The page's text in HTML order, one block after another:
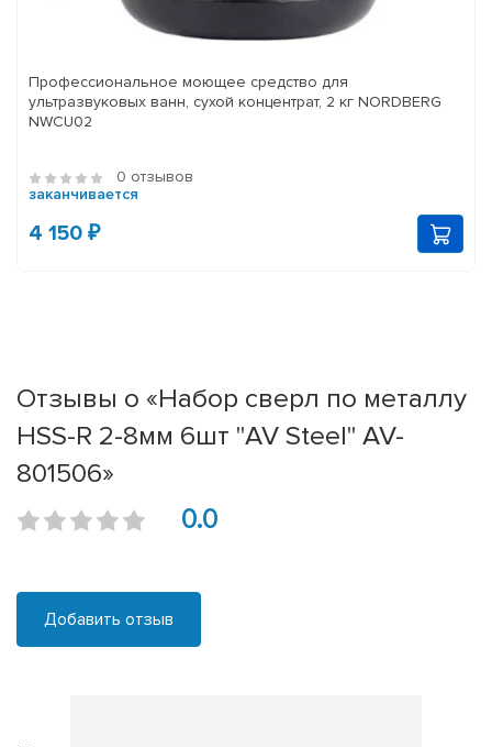
Профессиональное моющее средство для
ультразвуковых ванн, сухой концентрат, 2 кг NORDBERG
NWCU02
0 отзывов
заканчивается
4 150 ₽
Отзывы о «Набор сверл по металлу
HSS-R 2-8мм 6шт "AV Steel" AV-
801506»
0.0
Добавить отзыв